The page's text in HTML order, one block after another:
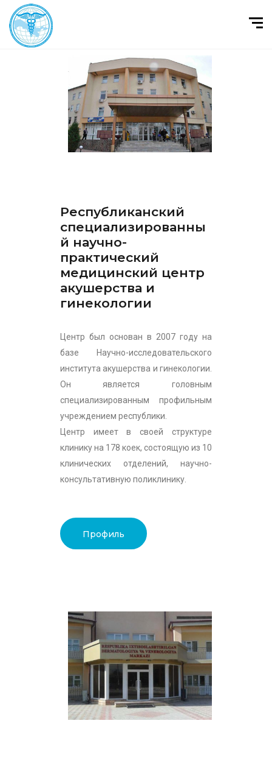
Республиканский
специализированны
й научно-
практический
медицинский центр
акушерства и
гинекологии
Центр был основан в 2007 году на
базе Научно-исследовательского
института акушерства и гинекологии.
Он является головным
специализированным профильным
учреждением республики.
Центр имеет в своей структуре
клинику на 178 коек, состоящую из 10
клинических отделений, научно-
консультативную поликлинику.
Профиль